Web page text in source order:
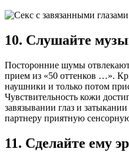
10. Слушайте
Посторонние шумы
прием из «50 оттенков …».
наушники и только потом
Чувствительность кожи
завязывании глаз и
партнеру приятную
11. Сделайте ему